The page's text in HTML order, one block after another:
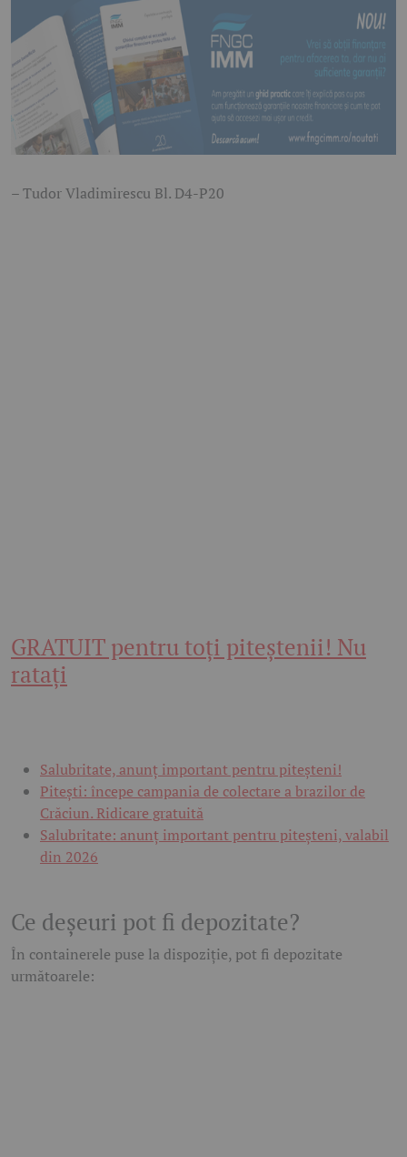
– Tudor Vladimirescu Bl. D4-P20
GRATUIT pentru toți piteștenii! Nu
ratați
Salubritate, anunț important pentru piteșteni!
Pitești: începe campania de colectare a brazilor de
Crăciun. Ridicare gratuită
Salubritate: anunț important pentru piteșteni, valabil
din 2026
Ce deșeuri pot fi depozitate?
În containerele puse la dispoziție, pot fi depozitate
următoarele: